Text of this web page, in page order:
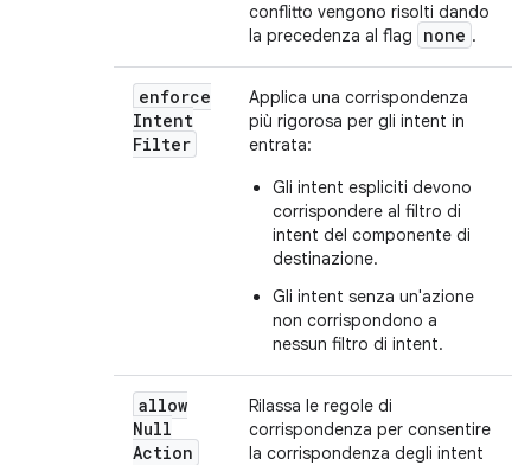
conflitto vengono risolti dando
la precedenza al flag
none .
enforce
Intent
Filter
Applica una corrispondenza
più rigorosa per gli intent in
entrata:
Gli intent espliciti devono
corrispondere al filtro di
intent del componente di
destinazione.
Gli intent senza un'azione
non corrispondono a
nessun filtro di intent.
allow
Null
Action
Rilassa le regole di
corrispondenza per consentire
la corrispondenza degli intent